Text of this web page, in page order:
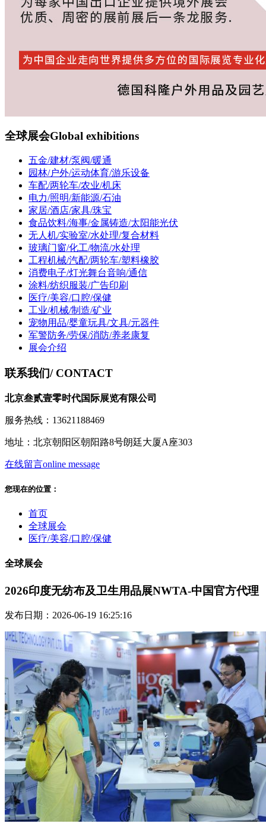
全球展会Global exhibitions
五金/建材/泵阀/暖通
园林/户外/运动体育/游乐设备
车配/两轮车/农业/机床
电力/照明/新能源/石油
家居/酒店/家具/珠宝
食品饮料/海事/金属铸造/太阳能光伏
无人机/实验室/水处理/复合材料
玻璃门窗/化工/物流/水处理
工程机械/汽配/两轮车/塑料橡胶
消费电子/灯光舞台音响/通信
涂料/纺织服装/广告印刷
医疗/美容/口腔/保健
工业/机械/制造/矿业
宠物用品/婴童玩具/文具/元器件
军警防务/劳保/消防/养老康复
展会介绍
联系我们/ CONTACT
北京叁贰壹零时代国际展览有限公司
服务热线：13621188469
地址：北京朝阳区朝阳路8号朗廷大厦A座303
在线留言online message
您现在的位置：
首页
全球展会
医疗/美容/口腔/保健
全球展会
2026印度无纺布及卫生用品展NWTA-中国官方代理
发布日期：2026-06-19 16:25:16